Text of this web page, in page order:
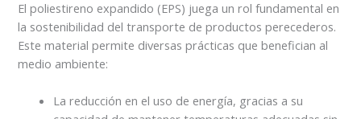
El poliestireno expandido (EPS) juega un rol fundamental en
la sostenibilidad del transporte de productos perecederos.
Este material permite diversas prácticas que benefician al
medio ambiente:
La reducción en el uso de energía, gracias a su